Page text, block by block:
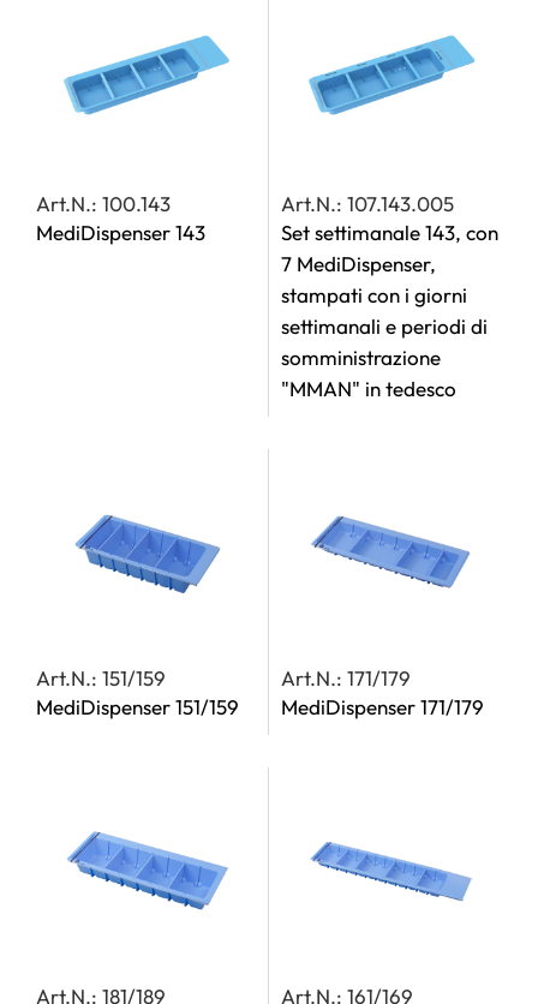
Art.N.: 100.143
MediDispenser 143
Art.N.: 107.143.005
Set settimanale 143, con
7 MediDispenser,
stampati con i giorni
settimanali e periodi di
somministrazione
"MMAN" in tedesco
Art.N.: 151/159
MediDispenser 151/159
Art.N.: 171/179
MediDispenser 171/179
Art.N.: 181/189 Art.N.: 161/169